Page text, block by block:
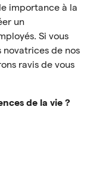
importance à la
un
Si vous
de nos
ravis de vous
de la vie ?